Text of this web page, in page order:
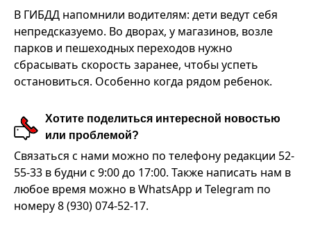
В ГИБДД напомнили водителям: дети ведут себя
непредсказуемо. Во дворах, у магазинов, возле
парков и пешеходных переходов нужно
сбрасывать скорость заранее, чтобы успеть
остановиться. Особенно когда рядом ребенок.
Хотите поделиться интересной новостью
или проблемой?
Связаться с нами можно по телефону редакции 52-
55-33 в будни с 9:00 до 17:00. Также написать нам в
любое время можно в WhatsApp и Telegram по
номеру 8 (930) 074-52-17.